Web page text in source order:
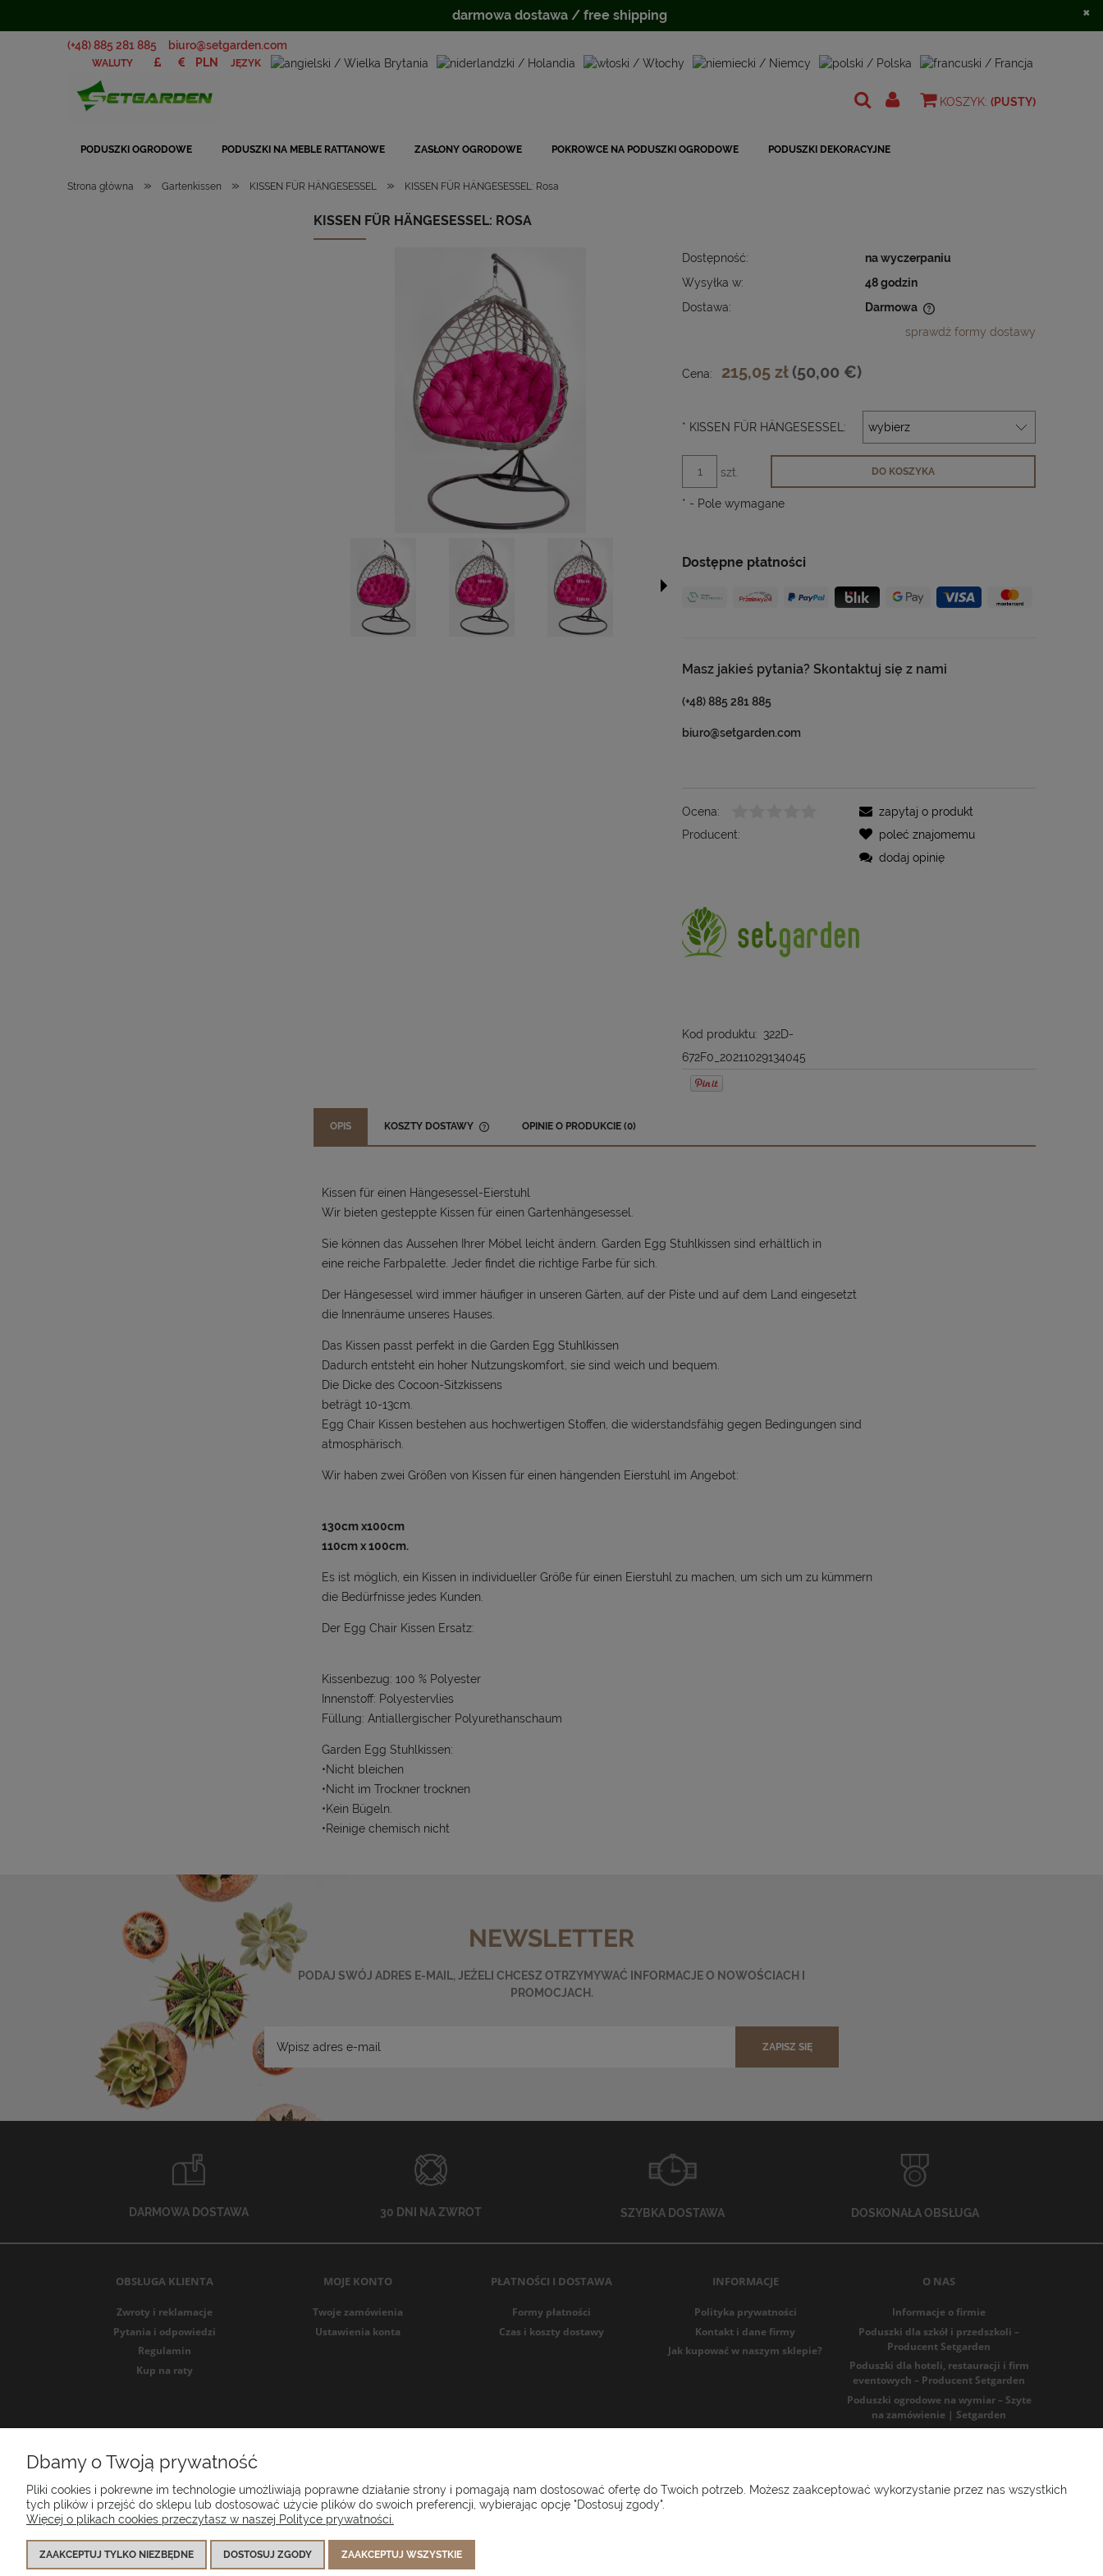
(+48) 885 281 885 biuro@setgarden.com
JĘZYK
WALUTY
KOSZYK: (PUSTY)
PODUSZKI OGRODOWE PODUSZKI NA MEBLE RATTANOWE ZASŁONY OGRODOWE POKROWCE NA PODUSZKI OGRODOWE PODUSZKI DEKORACYJNE
Strona główna » Gartenkissen » KISSEN FÜR HÄNGESESSEL » KISSEN FÜR HÄNGESESSEL: Rosa
KISSEN FÜR HÄNGESESSEL: ROSA
Dostępność:
na wyczerpaniu
Wysyłka w:
48 godzin
Dostawa:
Darmowa
sprawdź formy dostawy
Dostępne płatności
Masz jakieś pytania? Skontaktuj się z nami
(+48) 885 281 885
biuro@setgarden.com
Cena: 215,05 zł (50,00 €)
* KISSEN FÜR HÄNGESESSEL:
szt. DO KOSZYKA
* - Pole wymagane
Ocena:
Producent:
Kod produktu: 322D-
672F0_20211029134045
zapytaj o produkt
poleć znajomemu
dodaj opinię
OPIS KOSZTY DOSTAWY
KOSZTÓW PŁATNOŚCI
OPINIE O PRODUKCIE (0)
Kissen für einen Hängesessel-Eierstuhl
Wir bieten gesteppte Kissen für einen Gartenhängesessel.
Sie können das Aussehen Ihrer Möbel leicht ändern. Garden Egg Stuhlkissen sind erhältlich in
eine reiche Farbpalette. Jeder findet die richtige Farbe für sich.
Der Hängesessel wird immer häufiger in unseren Gärten, auf der Piste und auf dem Land eingesetzt
die Innenräume unseres Hauses.
Das Kissen passt perfekt in die Garden Egg Stuhlkissen
Dadurch entsteht ein hoher Nutzungskomfort, sie sind weich und bequem.
Die Dicke des Cocoon-Sitzkissens
beträgt 10-13cm.
Egg Chair Kissen bestehen aus hochwertigen Stoffen, die widerstandsfähig gegen Bedingungen sind
atmosphärisch.
Wir haben zwei Größen von Kissen für einen hängenden Eierstuhl im Angebot:
130cm x100cm
110cm x 100cm.
Es ist möglich, ein Kissen in individueller Größe für einen Eierstuhl zu machen, um sich um zu kümmern
die Bedürfnisse jedes Kunden.
Der Egg Chair Kissen Ersatz:
Kissenbezug: 100 % Polyester
Innenstoff: Polyestervlies
Füllung: Antiallergischer Polyurethanschaum
Garden Egg Stuhlkissen:
•Nicht bleichen
•Nicht im Trockner trocknen
•Kein Bügeln.
•Reinige chemisch nicht
NEWSLETTER
PODAJ SWÓJ ADRES E-MAIL, JEŻELI CHCESZ OTRZYMYWAĆ INFORMACJE O NOWOŚCIACH I
PROMOCJACH.
ZAPISZ SIĘ
DARMOWA DOSTAWA 30 DNI NA ZWROT SZYBKA DOSTAWA DOSKONAŁA OBSŁUGA
OBSŁUGA KLIENTA
Zwroty i reklamacje
Pytania i odpowiedzi
Regulamin
Kup na raty
MOJE KONTO
Twoje zamówienia
Ustawienia konta
PŁATNOŚCI I DOSTAWA
Formy płatności
Czas i koszty dostawy
INFORMACJE
Polityka prywatności
Kontakt i dane firmy
Jak kupować w naszym sklepie?
O NAS
Informacje o firmie
Poduszki dla szkół i przedszkoli –
Producent Setgarden
Poduszki dla hoteli, restauracji i firm
eventowych – Producent Setgarden
Poduszki ogrodowe na wymiar – Szyte
na zamówienie | Setgarden
darmowa dostawa / free shipping ×
Dbamy o Twoją prywatność
Pliki cookies i pokrewne im technologie umożliwiają poprawne działanie strony i pomagają nam dostosować ofertę do Twoich potrzeb. Możesz zaakceptować wykorzystanie przez nas wszystkich
tych plików i przejść do sklepu lub dostosować użycie plików do swoich preferencji, wybierając opcję "Dostosuj zgody".
Więcej o plikach cookies przeczytasz w naszej Polityce prywatności.
ZAAKCEPTUJ TYLKO NIEZBĘDNE DOSTOSUJ ZGODY ZAAKCEPTUJ WSZYSTKIE